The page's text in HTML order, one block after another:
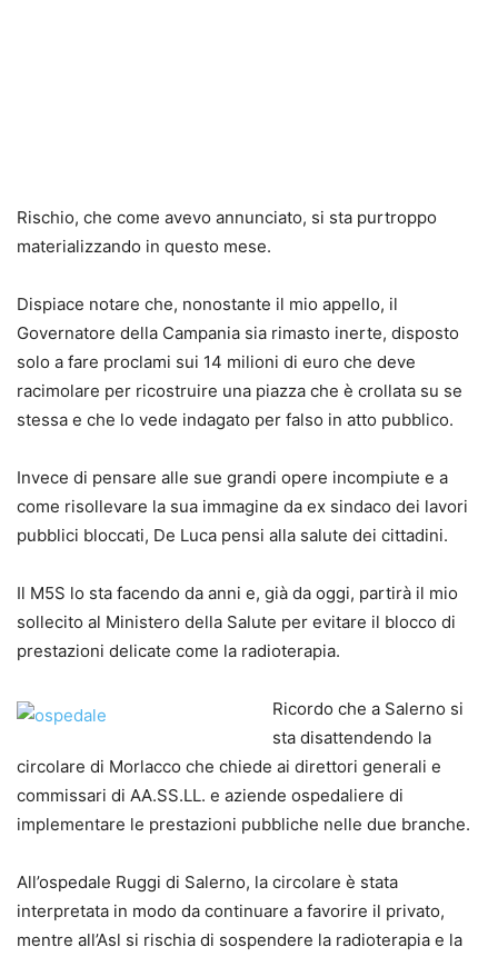
Rischio, che come avevo annunciato, si sta purtroppo
materializzando in questo mese.
Dispiace notare che, nonostante il mio appello, il
Governatore della Campania sia rimasto inerte, disposto
solo a fare proclami sui 14 milioni di euro che deve
racimolare per ricostruire una piazza che è crollata su se
stessa e che lo vede indagato per falso in atto pubblico.
Invece di pensare alle sue grandi opere incompiute e a
come risollevare la sua immagine da ex sindaco dei lavori
pubblici bloccati, De Luca pensi alla salute dei cittadini.
Il M5S lo sta facendo da anni e, già da oggi, partirà il mio
sollecito al Ministero della Salute per evitare il blocco di
prestazioni delicate come la radioterapia.
Ricordo che a Salerno si
sta disattendendo la
circolare di Morlacco che chiede ai direttori generali e
commissari di AA.SS.LL. e aziende ospedaliere di
implementare le prestazioni pubbliche nelle due branche.
All’ospedale Ruggi di Salerno, la circolare è stata
interpretata in modo da continuare a favorire il privato,
mentre all’Asl si rischia di sospendere la radioterapia e la